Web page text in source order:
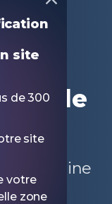
de
domaine
site
de 300
site
votre
zone